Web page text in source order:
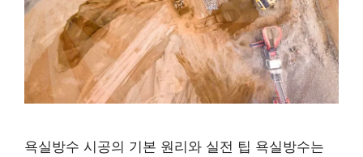
욕실방수 시공의 기본 원리와 실전 팁 욕실방수는